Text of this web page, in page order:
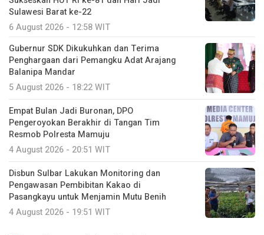
Sulawesi Barat ke-22
6 August 2026 - 12:58 WIT
Gubernur SDK Dikukuhkan dan Terima
Penghargaan dari Pemangku Adat Arajang
Balanipa Mandar
5 August 2026 - 18:22 WIT
Empat Bulan Jadi Buronan, DPO
Pengeroyokan Berakhir di Tangan Tim
Resmob Polresta Mamuju
4 August 2026 - 20:51 WIT
Disbun Sulbar Lakukan Monitoring dan
Pengawasan Pembibitan Kakao di
Pasangkayu untuk Menjamin Mutu Benih
4 August 2026 - 19:51 WIT